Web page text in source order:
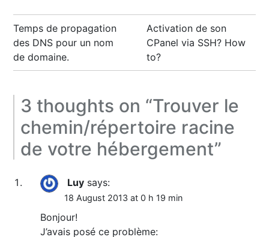
Post
navigation
Temps de propagation
des DNS pour un nom
de domaine.
Activation de son
CPanel via SSH? How
to?
3 thoughts on “Trouver le
chemin/répertoire racine
de votre hébergement”
Luy says:
18 August 2013 at 0 h 19 min
Bonjour!
J’avais posé ce problème: